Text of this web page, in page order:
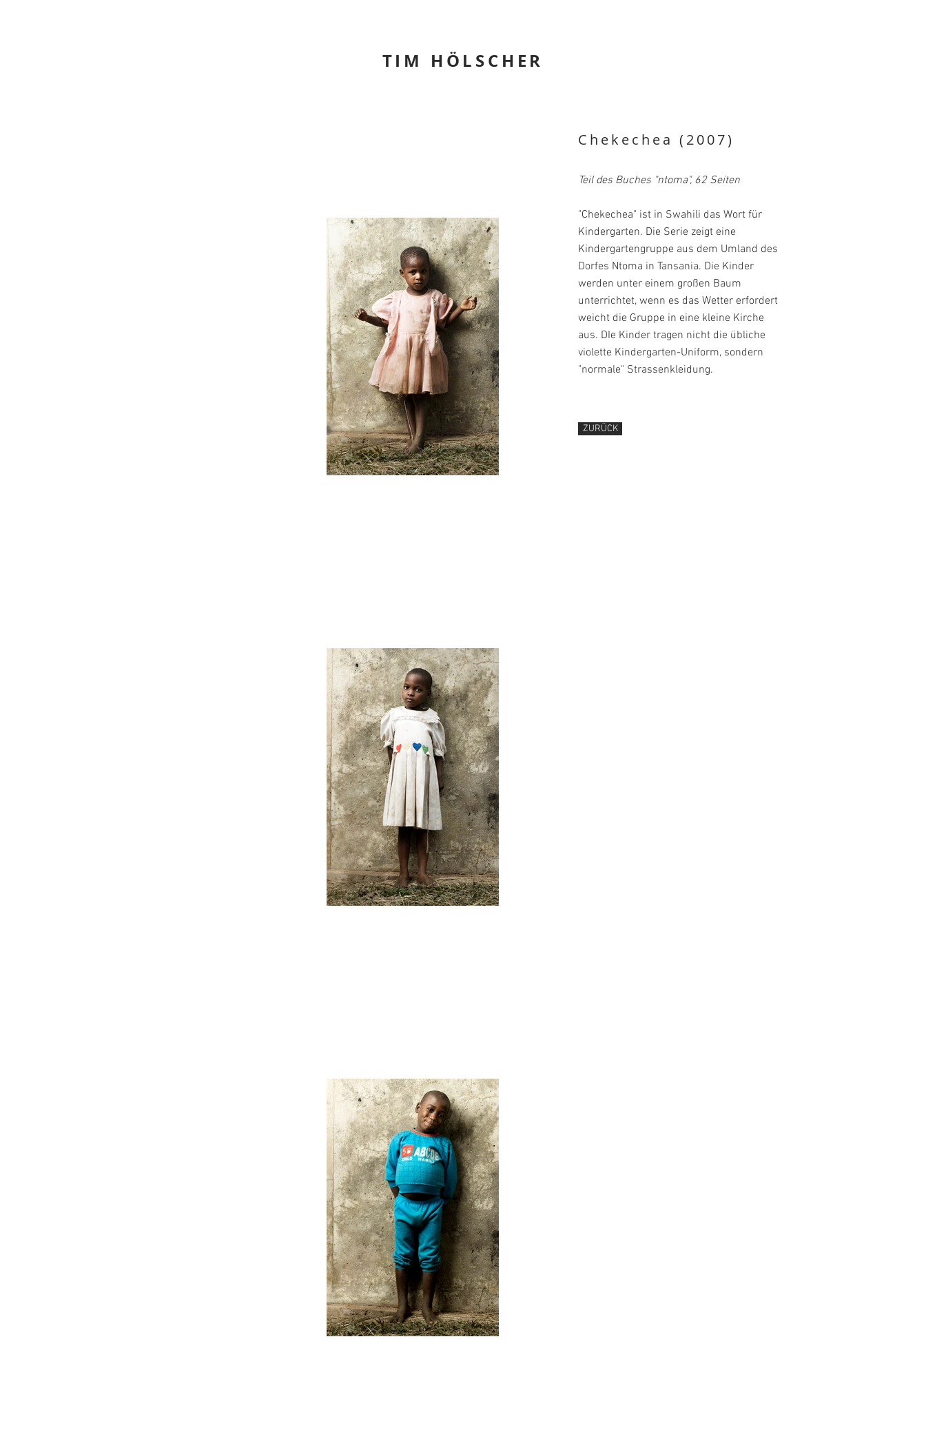
TIM HÖLSCHER
Chekechea (2007)
Teil des Buches "ntoma", 62 Seiten
"Chekechea" ist in Swahili das Wort für
Kindergarten. Die Serie zeigt eine
Kindergartengruppe aus dem Umland des
Dorfes Ntoma in Tansania. Die Kinder
werden unter einem großen Baum
unterrichtet, wenn es das Wetter erfordert
weicht die Gruppe in eine kleine Kirche
aus. DIe Kinder tragen nicht die übliche
violette Kindergarten-Uniform, sondern
"normale" Strassenkleidung.
ZURÜCK